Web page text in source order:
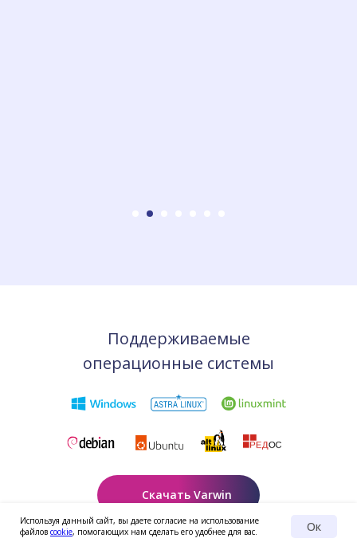
Используя данный сайт, вы даете согласие на использование
файлов cookie, помогающих нам сделать его удобнее для вас. Ок
Поддерживаемые
операционные системы
Скачать Varwin